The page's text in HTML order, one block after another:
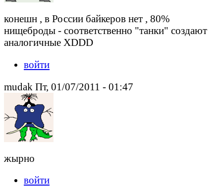
конешн , в России байкеров нет , 80%
нищеброды - соответственно "танки" создают
аналогичные XDDD
войти
mudak Пт, 01/07/2011 - 01:47
жырно
войти